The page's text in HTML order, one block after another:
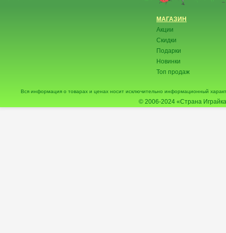
МАГАЗИН
Акции
Скидки
Подарки
Новинки
Топ продаж
Вся информация о товарах и ценах носит исключительно информационный
© 2006-2024 «Страна